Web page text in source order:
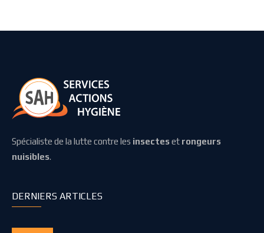
Spécialiste de la lutte contre les insecteset rongeurs
nuisibles.
DERNIERS ARTICLES